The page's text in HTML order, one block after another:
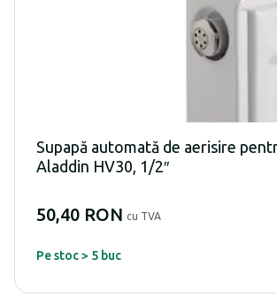
Supapă automată de aerisire
Aladdin HV30, 1/2″
50,40 RON cu TVA
Pe stoc > 5 buc